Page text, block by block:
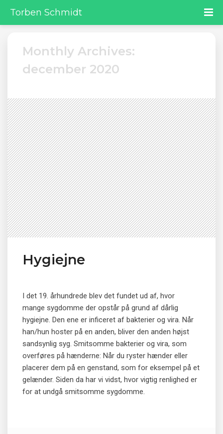
Torben Schmidt
Monthly Archives:
december 2020
Hygiejne
I det 19. århundrede blev det fundet ud af, hvor
mange sygdomme der opstår på grund af dårlig
hygiejne. Den ene er inficeret af bakterier og vira. Når
han/hun hoster på en anden, bliver den anden højst
sandsynlig syg. Smitsomme bakterier og vira, som
overføres på hænderne: Når du ryster hænder eller
placerer dem på en genstand, som for eksempel på et
gelænder. Siden da har vi vidst, hvor vigtig renlighed er
for at undgå smitsomme sygdomme.